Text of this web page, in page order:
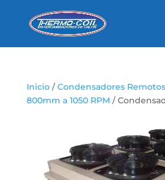
Inicio/Condensadores Remotos
800mm a 1050 RPM /